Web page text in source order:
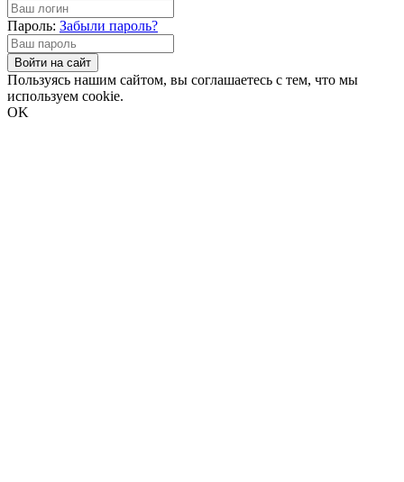
Пароль: Забыли пароль?
Войти на сайт
Пользуясь нашим сайтом, вы соглашаетесь с тем, что мы
используем cookie.
OK